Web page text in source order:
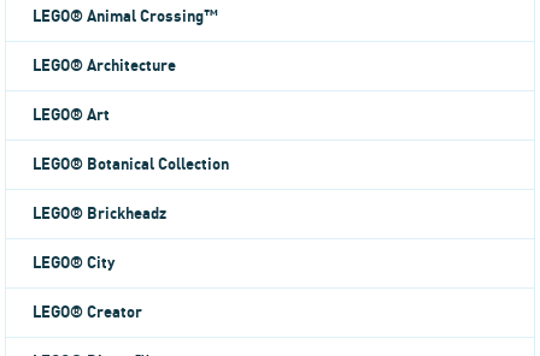
LEGO® Animal Crossing™
LEGO® Architecture
LEGO® Art
LEGO® Botanical Collection
LEGO® Brickheadz
LEGO® City
LEGO® Creator